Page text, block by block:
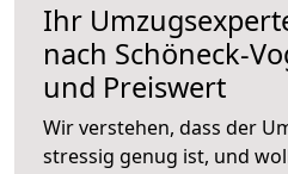
Ihr
nach Schöneck-
und Preiswert
Wir verstehen, dass der
stressig genug ist, und